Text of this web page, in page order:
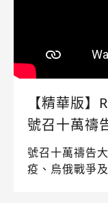
【精華版
號召十萬禱
號召十萬禱告
疫、烏俄戰爭